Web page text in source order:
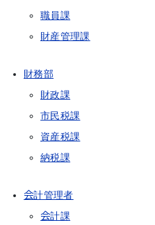
職員課
財産管理課
財務部
財政課
市民税課
資産税課
納税課
会計管理者
会計課